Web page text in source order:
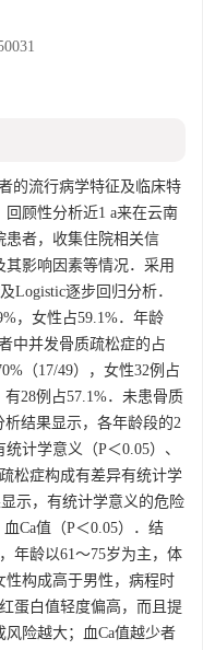
的流行病学特征及临床特
顾性分析近1 a来在云南
患者，收集住院相关信
影响因素等情况．采用
Logistic逐步回归分析．
，女性占59.1%．年龄
中并发骨质疏松症的占
（17/49），女性32例占
28例占57.1%．未患骨质
析结果显示，各年龄段的2
计学意义（P＜0.05）、
松症构成有差异有统计学
示，有统计学意义的危险
Ca值（P＜0.05）．结
年龄以61～75岁为主，体
性构成高于男性，病程时
蛋白值轻度偏高，而且提
险越大；血Ca值越少者